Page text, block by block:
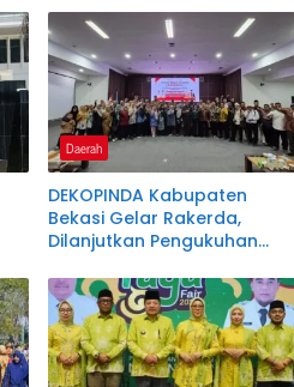
Daerah
DEKOPINDA Kabupaten
Bekasi Gelar Rakerda,
Dilanjutkan Pengukuhan
Lembaga Teknis